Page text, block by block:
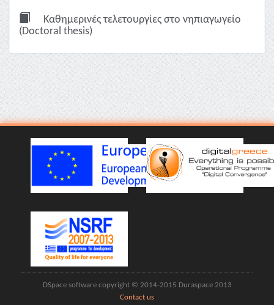
Καθημερινές τελετουργίες στο νηπιαγωγείο
(Doctoral thesis)
DSpace software copyright © 2014-2015 Duraspace 2013
Contact us